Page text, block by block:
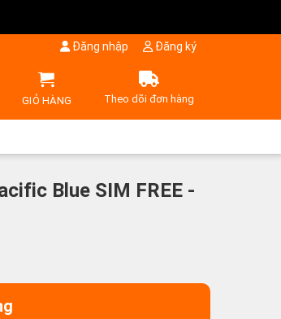
Đăng nhập Đăng ký
GIỎ HÀNG Theo dõi đơn hàng
Blue SIM FREE -